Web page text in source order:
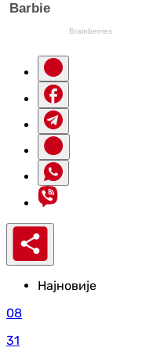
Најновије
08
31